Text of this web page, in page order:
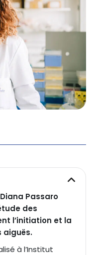
Diana Passaro
des
l’initiation et la
aiguës.
à l’Institut